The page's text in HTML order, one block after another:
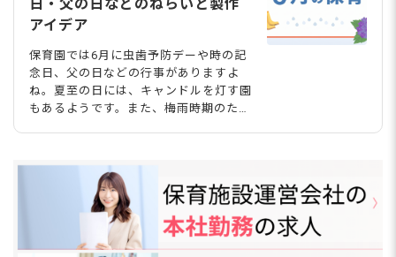
日・父の日などのねらいと製作
アイデア
保育園では6月に虫歯予防デーや時の記
念日、父の日などの行事がありますよ
ね。夏至の日には、キャンドルを灯す園
もあるようです。また、梅雨時期のた
す。絵本や歌、おたより作成に活かせる
文例もまとめました。 【2026年度】6
月の保育園行事カレンダー「日付・ねら
い早見表」 6月の保育園では、健康・時
間・家族・季節の変化をテーマにした行